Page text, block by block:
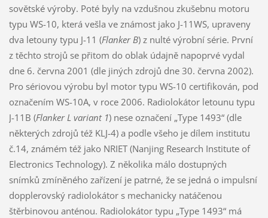
sovětské výroby. Poté byly na vzdušnou zkušebnu motoru
typu WS-10, která vešla ve známost jako J-11WS, upraveny
dva letouny typu J-11 (Flanker B) z nulté výrobní série. První
z těchto strojů se přitom do oblak údajně napoprvé vydal
dne 6. června 2001 (dle jiných zdrojů dne 30. června 2002).
Pro sériovou výrobu byl motor typu WS-10 certifikován, pod
označením WS-10A, v roce 2006. Radiolokátor letounu typu
J-11B (Flanker L variant 1) nese označení „Type 1493“ (dle
některých zdrojů též KLJ-4) a podle všeho je dílem institutu
č.14, známém též jako NRIET (Nanjing Research Institute of
Electronics Technology). Z několika málo dostupných
snímků zmíněného zařízení je patrné, že se jedná o impulsní
dopplerovský radiolokátor s mechanicky natáčenou
štěrbinovou anténou. Radiolokátor typu „Type 1493“ má